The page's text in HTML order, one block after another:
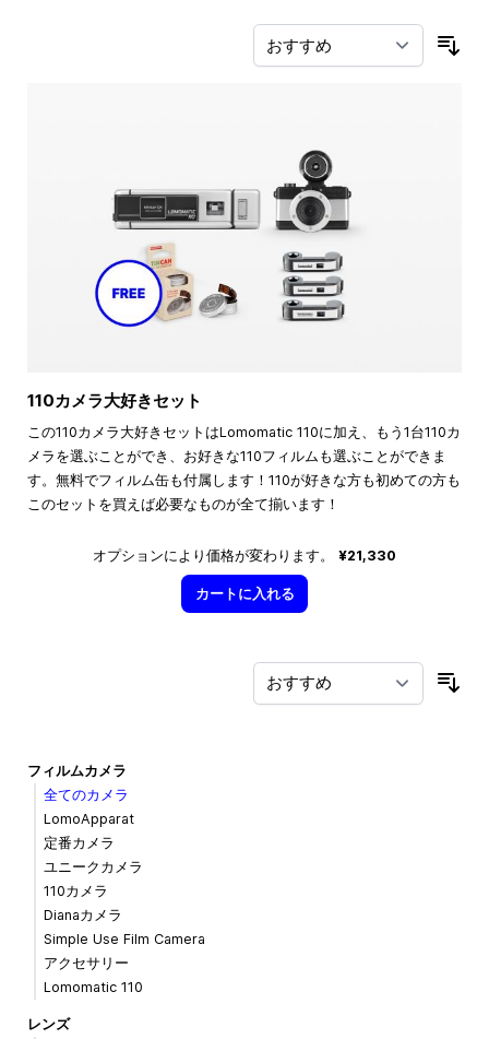
110カメラ大好きセット
この110カメラ大好きセットはLomomatic 110に加え、もう1台110カ
メラを選ぶことができ、お好きな110フィルムも選ぶことができま
す。無料でフィルム缶も付属します！110が好きな方も初めての方も
このセットを買えば必要なものが全て揃います！
オプションにより価格が変わります。 ¥21,330
カートに入れる
フィルムカメラ
全てのカメラ
LomoApparat
定番カメラ
ユニークカメラ
110カメラ
Dianaカメラ
Simple Use Film Camera
アクセサリー
Lomomatic 110
レンズ